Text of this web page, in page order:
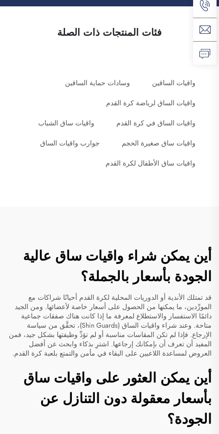
فئات المنتجات ذات الصلة
واقيات الساقين وسادات حماية الساقين
واقيات الساق لرياضة كرة القدم
واقيات الساق في كرة القدم واقيات ساق الشباب
واقيات ساق صغيرة الحجم جوارب واقيات الساق
واقيات ساق الأطفال لكرة القدم
أين يمكن شراء واقيات ساق عالية
الجودة بأسعار بالجملة؟
قد تمتلك الأندية أو الدوريات المحلية لكرة القدم أحيانًا شراكات مع
المورِّدين، ما يمكنها من الحصول على أسعار خاصة لأعضائها. ومن الجيد
دائمًا الاستفسار والاستطلاع لمعرفة ما إذا كانت هناك صفقات جماعية
متاحة. وعند شراء واقيات الساق (Shin Guards)، تحقَّق من سياسة
الإرجاع. فإذا لم تكن المقاسات مناسبة أو لم تؤدِّ وظيفتها بشكل جيد، فمن
المفيد أن تعرف أن بإمكانك إرجاعها. اشترِ بذكاء وابحث عن أفضل
العروض لمساعدة اللاعبين على البقاء في مأمن والتمتع بلعبة كرة القدم.
أين يمكن العثور على واقيات ساق
بأسعار معقولة دون التنازل عن
الجودة؟